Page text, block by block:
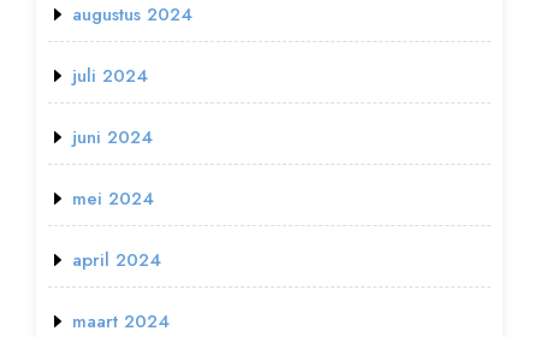
augustus 2024
juli 2024
juni 2024
mei 2024
april 2024
maart 2024